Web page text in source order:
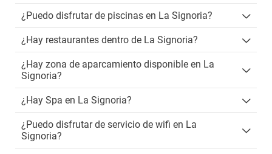
¿Puedo disfrutar de piscinas en La Signoria?
¿Hay restaurantes dentro de La Signoria?
¿Hay zona de aparcamiento disponible en La
Signoria?
¿Hay Spa en La Signoria?
¿Puedo disfrutar de servicio de wifi en La
Signoria?